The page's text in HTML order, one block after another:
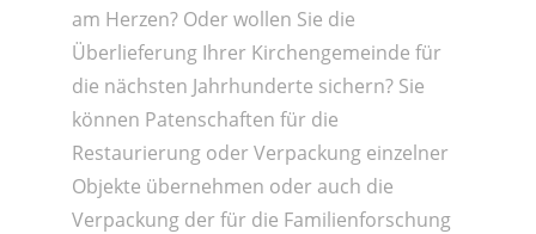
am Herzen? Oder wollen Sie die
Überlieferung Ihrer Kirchengemeinde für
die nächsten Jahrhunderte sichern? Sie
können Patenschaften für die
Restaurierung oder Verpackung einzelner
Objekte übernehmen oder auch die
Verpackung der für die Familienforschung